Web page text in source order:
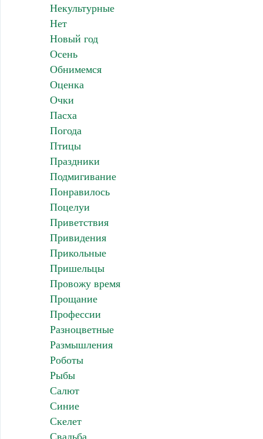
Некультурные
Нет
Новый год
Осень
Обнимемся
Оценка
Очки
Пасха
Погода
Птицы
Праздники
Подмигивание
Понравилось
Поцелуи
Приветствия
Привидения
Прикольные
Пришельцы
Провожу время
Прощание
Профессии
Разноцветные
Размышления
Роботы
Рыбы
Салют
Синие
Скелет